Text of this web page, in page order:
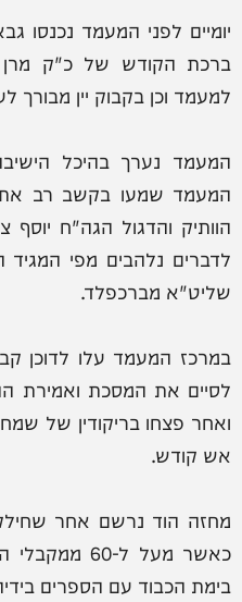
יומיים לפני המעמד נכנסו
ברכת הקודש של כ"ק
למעמד וכן בקבוק יין מבורך
המעמד נערך בהיכל
המעמד שמעו בקשב רב
הוותיק והדגול הגה"ח
לדברים נלהבים מפי המגיד
שליט"א מברכפלד.
במרכז המעמד עלו לדוכן
לסיים את המסכת ואמירת
ואחר פצחו בריקודין של
אש קודש.
מחזה הוד נרשם אחר
כאשר מעל ל-
בימת הכבוד עם הספרים